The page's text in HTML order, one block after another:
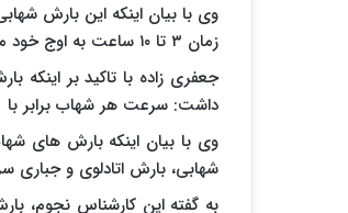
زمان ۳ تا ۱۰ ساعت به اوج خود می رسد.
داشت: سرعت هر شهاب برابر با ۵۹ کیلومتر بر ثانیه است و این سرعت نسبتا زیادی برای شهاب ها به شمار می رود.
وی با بیان اینکه بارش های
شهابی، بارش اتادلوی و